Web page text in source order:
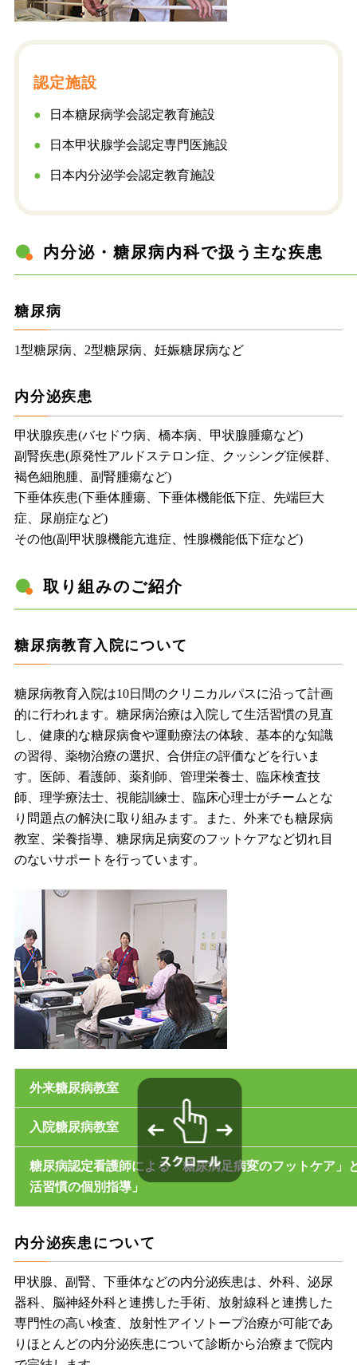
認定施設
日本糖尿病学会認定教育施設
日本甲状腺学会認定専門医施設
日本内分泌学会認定教育施設
内分泌・糖尿病内科で扱う主な疾患
糖尿病
1型糖尿病、2型糖尿病、妊娠糖尿病など
内分泌疾患
甲状腺疾患(バセドウ病、橋本病、甲状腺腫瘍など)
副腎疾患(原発性アルドステロン症、クッシング症候群、
褐色細胞腫、副腎腫瘍など)
下垂体疾患(下垂体腫瘍、下垂体機能低下症、先端巨大
症、尿崩症など)
その他(副甲状腺機能亢進症、性腺機能低下症など)
取り組みのご紹介
糖尿病教育入院について
糖尿病教育入院は10日間のクリニカルパスに沿って計画
的に行われます。糖尿病治療は入院して生活習慣の見直
し、健康的な糖尿病食や運動療法の体験、基本的な知識
の習得、薬物治療の選択、合併症の評価などを行いま
す。医師、看護師、薬剤師、管理栄養士、臨床検査技
師、理学療法士、視能訓練士、臨床心理士がチームとな
り問題点の解決に取り組みます。また、外来でも糖尿病
教室、栄養指導、糖尿病足病変のフットケアなど切れ目
のないサポートを行っています。
外来糖尿病教室
入院糖尿病教室
糖尿病認定看護師による「糖尿病足病変のフットケア」
活習慣の個別指導」
内分泌疾患について
甲状腺、副腎、下垂体などの内分泌疾患は、外科、泌尿
器科、脳神経外科と連携した手術、放射線科と連携した
専門性の高い検査、放射性アイソトープ治療が可能であ
りほとんどの内分泌疾患について診断から治療まで院内